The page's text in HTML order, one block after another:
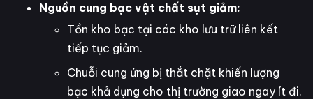
Nguồn cung bạc vật chất sụt giảm:
Tồn kho bạc tại các kho lưu trữ liên kết
tiếp tục giảm.
Chuỗi cung ứng bị thắt chặt khiến lượng
bạc khả dụng cho thị trường giao ngay ít đi.